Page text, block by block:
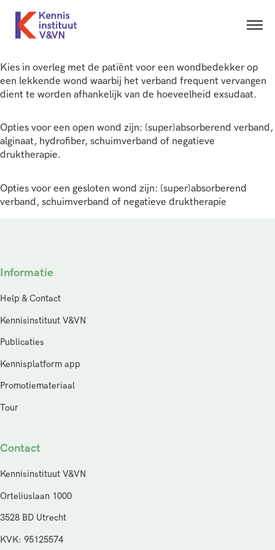
Kies in overleg met de patiënt voor een wondbedekker op
een lekkende wond waarbij het verband frequent vervangen
dient te worden afhankelijk van de hoeveelheid exsudaat.
Opties voor een open wond zijn: (super)absorberend verband,
alginaat, hydrofiber, schuimverband of negatieve
druktherapie.
Opties voor een gesloten wond zijn: (super)absorberend
verband, schuimverband of negatieve druktherapie
Informatie
Help & Contact
Kennisinstituut V&VN
Publicaties
Kennisplatform app
Promotiemateriaal
Tour
Contact
Kennisinstituut V&VN
Orteliuslaan 1000
3528 BD Utrecht
KVK: 95125574